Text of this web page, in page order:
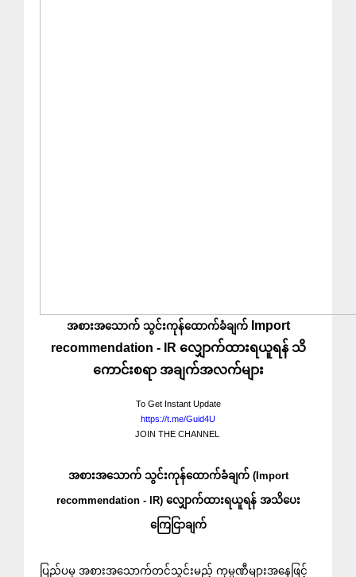
အစားအသောက် သွင်းကုန်ထောက်ခံချက် Import
recommendation - IR လျှောက်ထားရယူရန် သိ
ကောင်းစရာ အချက်အလက်များ
To Get Instant Update
https://t.me/Guid4U
JOIN THE CHANNEL
အစားအသောက် သွင်းကုန်ထောက်ခံချက် (Import
recommendation - IR) လျှောက်ထားရယူရန် အသိပေး
ကြေငြာချက်
ပြည်ပမှ အစားအသောက်တင်သွင်းမည့် ကုမ္ပဏီများအနေဖြင့်